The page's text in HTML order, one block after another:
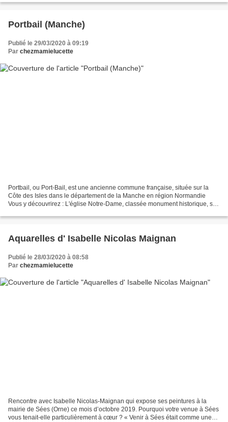
Portbail (Manche)
Publié le 29/03/2020 à 09:19
Par chezmamielucette
Portbail, ou Port-Bail, est une ancienne commune française, située sur la
Côte des Isles dans le département de la Manche en région Normandie
Vous y découvrirez : L'église Notre-Dame, classée monument historique, se
Aquarelles d' Isabelle Nicolas Maignan
Publié le 28/03/2020 à 08:58
Par chezmamielucette
Rencontre avec Isabelle Nicolas-Maignan qui expose ses peintures à la
mairie de Sées (Orne) ce mois d’octobre 2019. Pourquoi votre venue à Sées
vous tenait-elle particulièrement à cœur ? « Venir à Sées était comme une